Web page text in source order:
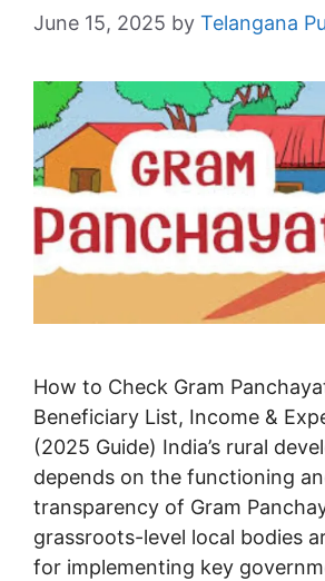
June 15, 2025 by Telangana
How to Check Gram
Beneficiary List, Income &
(2025 Guide) India’s rural
depends on the functioning
transparency of Gram
grassroots-level local bodies
for implementing key